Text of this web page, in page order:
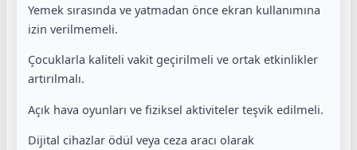
Yemek sırasında ve yatmadan önce ekran kullanımına
izin verilmemeli.
Çocuklarla kaliteli vakit geçirilmeli ve ortak etkinlikler
artırılmalı.
Açık hava oyunları ve fiziksel aktiviteler teşvik edilmeli.
Dijital cihazlar ödül veya ceza aracı olarak